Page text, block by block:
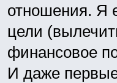
отношения. Я
цели
финансовое
И даже